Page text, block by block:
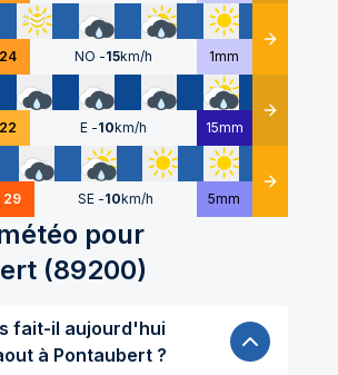
24 NO -15km/h 1mm Détails
22 E -10km/h 15mm Détails
29 SE -10km/h 5mm Détails
pour
(89200)
fait-il aujourd'hui
8 aout à Pontaubert ?